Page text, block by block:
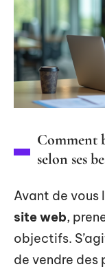
Comment
selon ses
Avant de vous
site web,
objectifs.
de vendre des